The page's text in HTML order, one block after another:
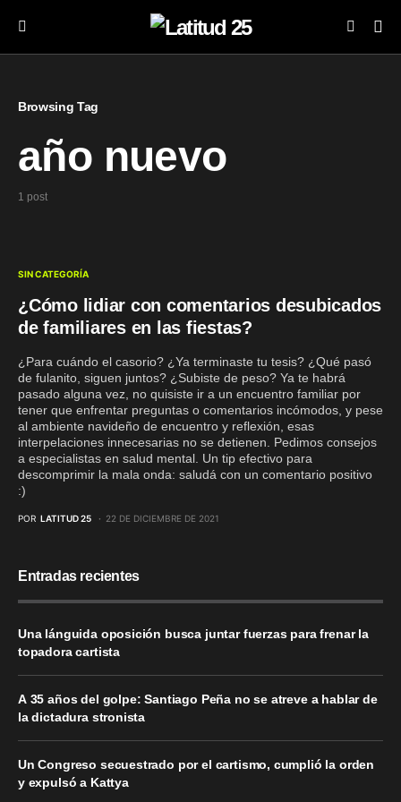
Browsing Tag
año nuevo
1 post
SIN CATEGORÍA
¿Cómo lidiar con comentarios desubicados
de familiares en las fiestas?
¿Para cuándo el casorio? ¿Ya terminaste tu tesis? ¿Qué pasó
de fulanito, siguen juntos? ¿Subiste de peso? Ya te habrá
pasado alguna vez, no quisiste ir a un encuentro familiar por
tener que enfrentar preguntas o comentarios incómodos, y pese
al ambiente navideño de encuentro y reflexión, esas
interpelaciones innecesarias no se detienen. Pedimos consejos
a especialistas en salud mental. Un tip efectivo para
descomprimir la mala onda: saludá con un comentario positivo
:)
POR LATITUD 25 22 DE DICIEMBRE DE 2021
Entradas recientes
Una lánguida oposición busca juntar fuerzas para frenar la
topadora cartista
A 35 años del golpe: Santiago Peña no se atreve a hablar de
la dictadura stronista
Un Congreso secuestrado por el cartismo, cumplió la orden
y expulsó a Kattya